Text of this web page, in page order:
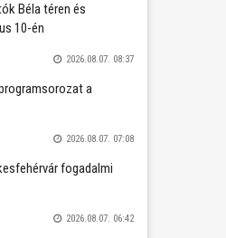
Béla téren és
10-én
2026.08.07. 08:37
a
2026.08.07. 07:08
fogadalmi
2026.08.07. 06:42